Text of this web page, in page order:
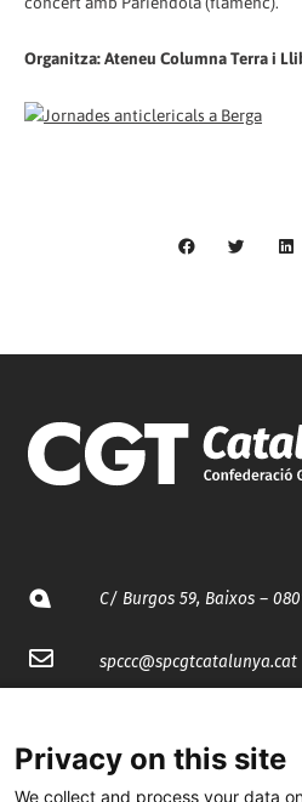
Organitza: Ateneu Columna Terra i
C/ Burgos 59, Baixos –
spccc@spcgtcatalunya.cat
@CGTCatalunya
Privacy on this site
We collect and process your data